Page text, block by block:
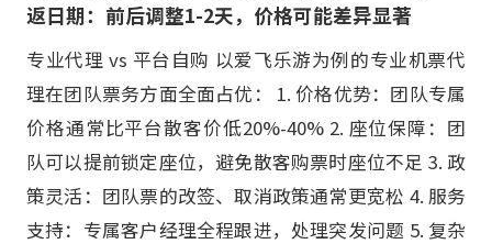
返日期：前后调整1-2天，价格可能差异显著
专业代理 vs 平台自购 以爱飞乐游为例的专业机票代
理在团队票务方面全面占优： 1. 价格优势：团队专属
价格通常比平台散客价低20%-40% 2. 座位保障：团
队可以提前锁定座位，避免散客购票时座位不足 3. 政
策灵活：团队票的改签、取消政策通常更宽松 4. 服务
支持：专属客户经理全程跟进，处理突发问题 5. 复杂